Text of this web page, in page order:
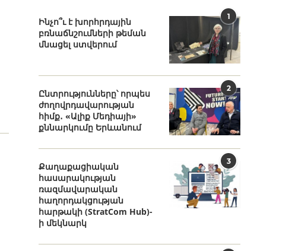
1
Ինչո՞ւ է խորհրդային
բռնաճնշումների թեման
մնացել ստվերում
2
Ընտրությունները՝ որպես
ժողովրդավարության
հիմք․ «Ալիք Մեդիայի»
քննարկումը Երևանում
3
Քաղաքացիական
հասարակության
ռազմավարական
հաղորդակցության
հարթակի (StratCom Hub)-
ի մեկնարկ